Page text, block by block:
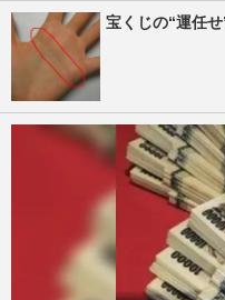
宝くじの“運任